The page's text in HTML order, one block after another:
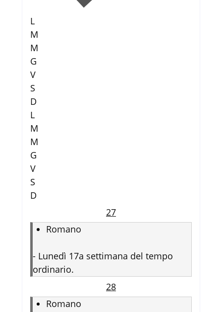
L
M
M
G
V
S
D
L
M
M
G
V
S
D
27
Romano
- Lunedì 17a settimana del tempo
ordinario.
28
Romano